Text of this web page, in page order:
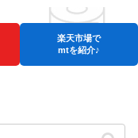
楽天市場で
mtを紹介♪